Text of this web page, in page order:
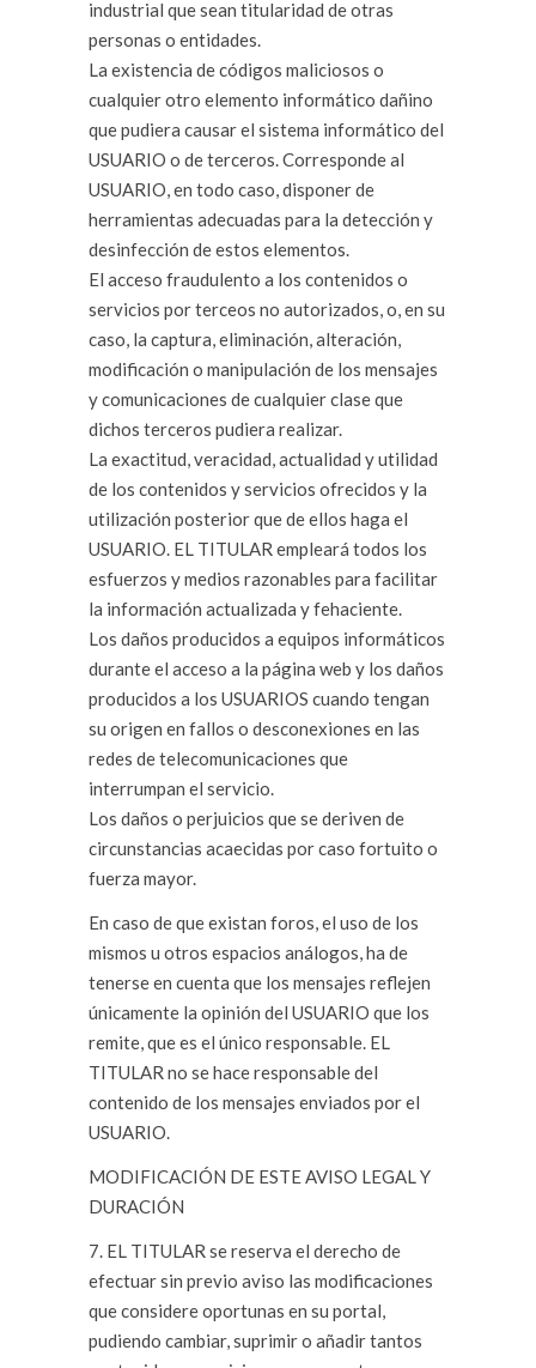
industrial que sean titularidad de otras
personas o entidades.
La existencia de códigos maliciosos o
cualquier otro elemento informático dañino
que pudiera causar el sistema informático del
USUARIO o de terceros. Corresponde al
USUARIO, en todo caso, disponer de
herramientas adecuadas para la detección y
desinfección de estos elementos.
El acceso fraudulento a los contenidos o
servicios por terceos no autorizados, o, en su
caso, la captura, eliminación, alteración,
modificación o manipulación de los mensajes
y comunicaciones de cualquier clase que
dichos terceros pudiera realizar.
La exactitud, veracidad, actualidad y utilidad
de los contenidos y servicios ofrecidos y la
utilización posterior que de ellos haga el
USUARIO. EL TITULAR empleará todos los
esfuerzos y medios razonables para facilitar
la información actualizada y fehaciente.
Los daños producidos a equipos informáticos
durante el acceso a la página web y los daños
producidos a los USUARIOS cuando tengan
su origen en fallos o desconexiones en las
redes de telecomunicaciones que
interrumpan el servicio.
Los daños o perjuicios que se deriven de
circunstancias acaecidas por caso fortuito o
fuerza mayor.
En caso de que existan foros, el uso de los
mismos u otros espacios análogos, ha de
tenerse en cuenta que los mensajes reflejen
únicamente la opinión del USUARIO que los
remite, que es el único responsable. EL
TITULAR no se hace responsable del
contenido de los mensajes enviados por el
USUARIO.
MODIFICACIÓN DE ESTE AVISO LEGAL Y
DURACIÓN
7. EL TITULAR se reserva el derecho de
efectuar sin previo aviso las modificaciones
que considere oportunas en su portal,
pudiendo cambiar, suprimir o añadir tantos